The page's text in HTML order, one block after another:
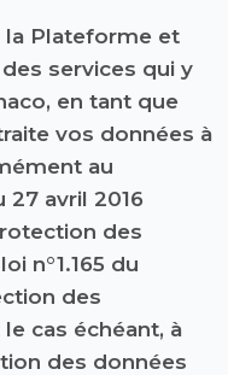
la Plateforme et
services qui y
en tant que
vos données à
au
27 avril 2016
des
n°1.165 du
des
cas échéant, à
des données